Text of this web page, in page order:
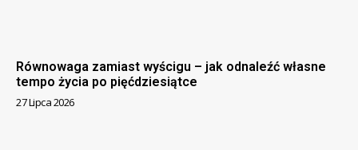
Równowaga zamiast wyścigu – jak odnaleźć własne
tempo życia po pięćdziesiątce
27 Lipca 2026